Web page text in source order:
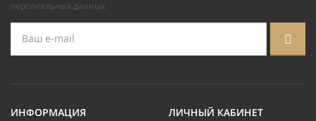
персональных данных.
ИНФОРМАЦИЯ ЛИЧНЫЙ КАБИНЕТ